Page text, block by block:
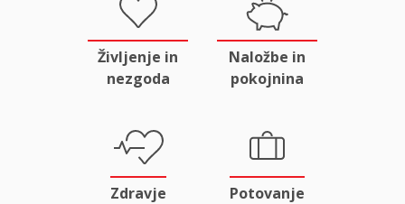
Življenje in
nezgoda
Naložbe in
pokojnina
Zdravje Potovanje